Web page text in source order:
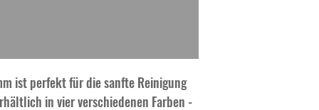
ist perfekt für die sanfte Reinigung
in vier verschiedenen Farben -